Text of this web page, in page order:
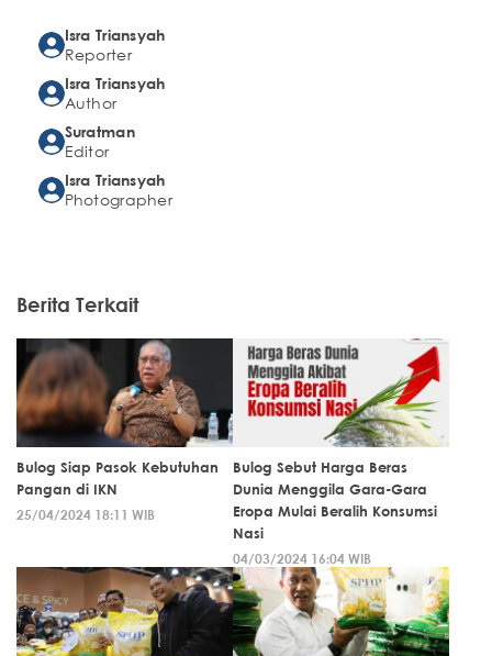
Isra Triansyah
Reporter
Isra Triansyah
Author
Suratman
Editor
Isra Triansyah
Photographer
Berita Terkait
Bulog Siap Pasok Kebutuhan
Pangan di IKN
25/04/2024 18:11 WIB
Bulog Sebut Harga Beras
Dunia Menggila Gara-Gara
Eropa Mulai Beralih Konsumsi
Nasi
04/03/2024 16:04 WIB